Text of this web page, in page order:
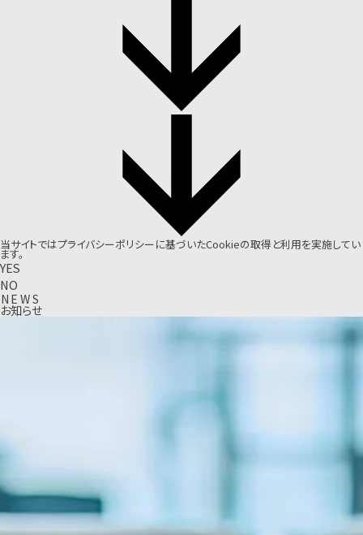
当サイトではプライバシーポリシーに基づいたCookieの取得と利用を実施してい
ます。
YES
NO
N E WS
お知らせ